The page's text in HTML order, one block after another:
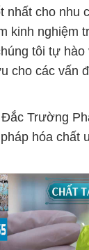
nhất cho nhu
kinh nghiệm
tôi tự hào
cho các vấn
Trường
hóa chất